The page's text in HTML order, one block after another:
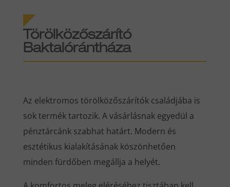
Törölközőszárító
Baktalórántháza
Az elektromos törölközőszárítók családjába is
sok termék tartozik. A vásárlásnak egyedül a
pénztárcánk szabhat határt. Modern és
esztétikus kialakításának köszönhetően
minden fürdőben megállja a helyét.